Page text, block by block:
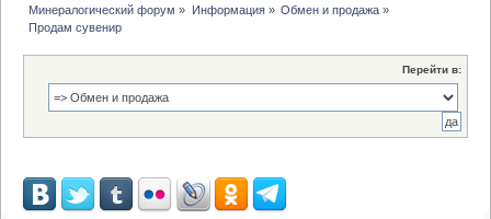
Минералогический форум » Информация» Обмен и продажа»
Продам сувенир
Перейти в: